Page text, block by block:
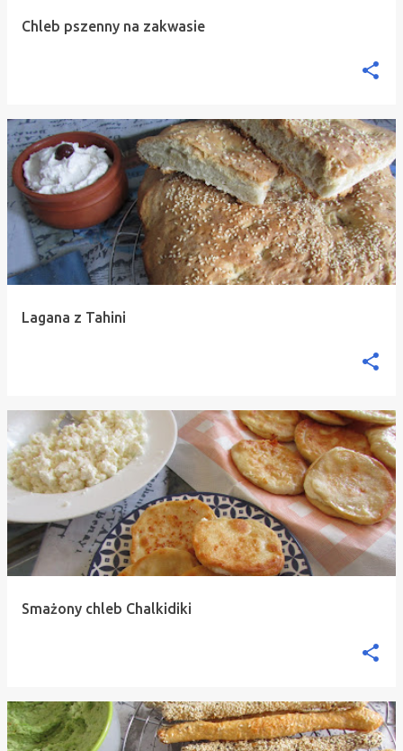
Chleb pszenny na zakwasie
Lagana z Tahini
Smażony chleb Chalkidiki